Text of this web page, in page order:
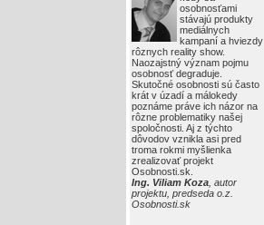
osobnosťami
stávajú produkty
mediálnych
kampaní a hviezdy
rôznych reality show.
Naozajstný význam pojmu
osobnosť degraduje.
Skutočné osobnosti sú často
krát v úzadí a málokedy
poznáme práve ich názor na
rôzne problematiky našej
spoločnosti. Aj z týchto
dôvodov vznikla asi pred
troma rokmi myšlienka
zrealizovať projekt
Osobnosti.sk.
Ing. Viliam Koza , autor
projektu, predseda o.z.
Osobnosti.sk